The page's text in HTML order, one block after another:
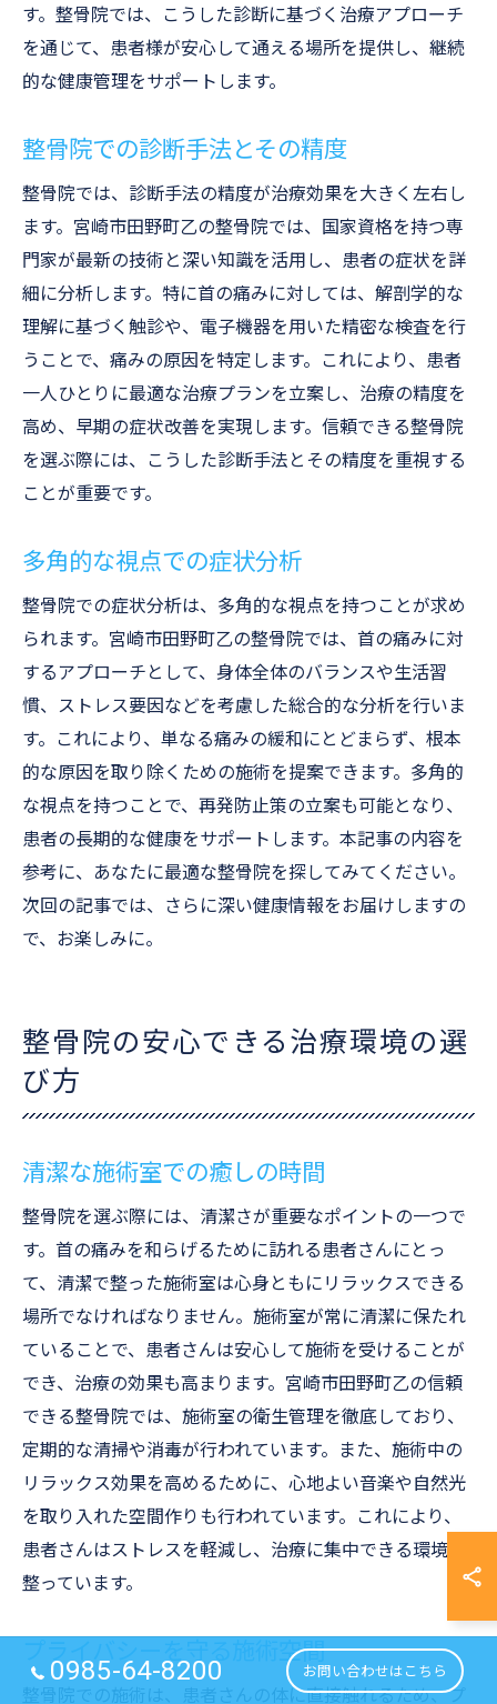
す。整骨院では、こうした診断に基づく治療アプローチ
を通じて、患者様が安心して通える場所を提供し、継続
的な健康管理をサポートします。
整骨院での診断手法とその精度
整骨院では、診断手法の精度が治療効果を大きく左右し
ます。宮崎市田野町乙の整骨院では、国家資格を持つ専
門家が最新の技術と深い知識を活用し、患者の症状を詳
細に分析します。特に首の痛みに対しては、解剖学的な
理解に基づく触診や、電子機器を用いた精密な検査を行
うことで、痛みの原因を特定します。これにより、患者
一人ひとりに最適な治療プランを立案し、治療の精度を
高め、早期の症状改善を実現します。信頼できる整骨院
を選ぶ際には、こうした診断手法とその精度を重視する
ことが重要です。
多角的な視点での症状分析
整骨院での症状分析は、多角的な視点を持つことが求め
られます。宮崎市田野町乙の整骨院では、首の痛みに対
するアプローチとして、身体全体のバランスや生活習
慣、ストレス要因などを考慮した総合的な分析を行いま
す。これにより、単なる痛みの緩和にとどまらず、根本
的な原因を取り除くための施術を提案できます。多角的
な視点を持つことで、再発防止策の立案も可能となり、
患者の長期的な健康をサポートします。本記事の内容を
参考に、あなたに最適な整骨院を探してみてください。
次回の記事では、さらに深い健康情報をお届けしますの
で、お楽しみに。
整骨院の安心できる治療環境の選
び方
清潔な施術室での癒しの時間
整骨院を選ぶ際には、清潔さが重要なポイントの一つで
す。首の痛みを和らげるために訪れる患者さんにとっ
て、清潔で整った施術室は心身ともにリラックスできる
場所でなければなりません。施術室が常に清潔に保たれ
ていることで、患者さんは安心して施術を受けることが
でき、治療の効果も高まります。宮崎市田野町乙の信頼
できる整骨院では、施術室の衛生管理を徹底しており、
定期的な清掃や消毒が行われています。また、施術中の
リラックス効果を高めるために、心地よい音楽や自然光
を取り入れた空間作りも行われています。これにより、
患者さんはストレスを軽減し、治療に集中できる環境が
整っています。
プライバシーを守る施術空間
整骨院での施術は、患者さんの体に直接触れるため、プ
0985-64-8200 お問い合わせはこちら